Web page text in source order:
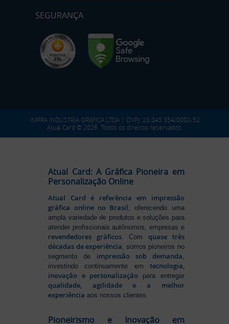
SEGURANÇA
IMPRA INDUSTRIA GRAFICA LTDA | CNPJ: 28.045.354/0002-52
Atual Card © 2026. Todos os direitos reservados.
Atual Card: A Gráfica Pioneira em
Personalização Online
Atual Card é referência em impressão
gráfica online no Brasil, oferecendo uma
ampla variedade de produtos e soluções para
atender profissionais autônomos, empresas e
revendedores gráficos. Comquase três
décadas de experiência, somos pioneiros no
segmento de impressão sob demanda,
investindo continuamente em tecnologia,
inovação e personalização para entregar
qualidade, agilidade e a melhor
experiência aos nossos clientes.
Pioneirismo e Inovação em